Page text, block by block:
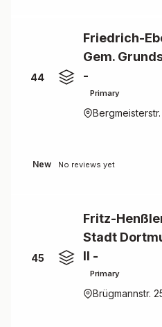
44
Friedrich-
Gem.
-
Primary
Bergmeisterstr.
New No reviews yet
45
Fritz-
Stadt
II -
Primary
Brügmannstr.